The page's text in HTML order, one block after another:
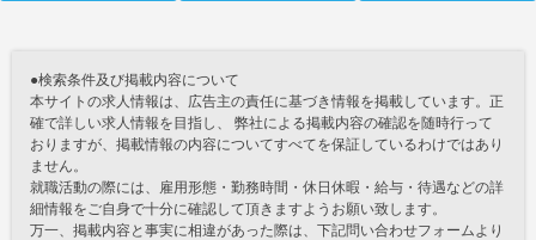
●検索条件及び掲載内容について
本サイトの求人情報は、広告主の責任に基づき情報を掲載しています。正
確で詳しい求人情報を目指し、 弊社による掲載内容の確認を随時行って
おりますが、掲載情報の内容についてすべてを保証しているわけではあり
ません。
就職活動の際には、雇用形態・勤務時間・休日休暇・給与・待遇などの詳
細情報をご自身で十分に確認して頂きますようお願い致します。
万一、掲載内容と事実に相違があった際は、下記問い合わせフォームより